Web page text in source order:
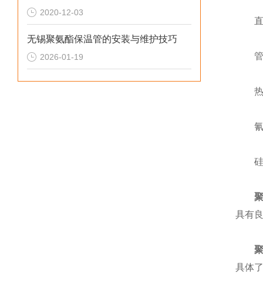
2020-12-03
无锡聚氨酯保温管的安装与维护技巧
2026-01-19
直埋
管
热
氰
硅
具有
具体